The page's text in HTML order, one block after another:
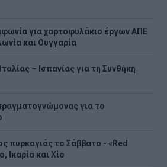
για χαρτοφυλάκιο έργων ΑΠΕ
και Ουγγαρία
– Ισπανίας για τη Συνθήκη
για το
πυρκαγιάς το Σάββατο - «Red
Ικαρία και Χίο